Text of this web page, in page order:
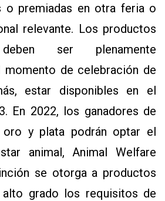
o premiadas en otra feria o
relevante. Los productos
deben ser plenamente
momento de celebración de
estar disponibles en el
En 2022, los ganadores de
oro y plata podrán optar el
animal, Animal Welfare
se otorga a productos
alto grado los requisitos de